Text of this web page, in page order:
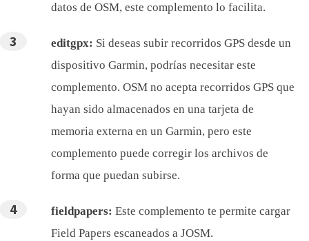
datos de OSM, este complemento lo facilita.
editgpx: Si deseas subir recorridos GPS desde un
dispositivo Garmin, podrías necesitar este
complemento. OSM no acepta recorridos GPS que
hayan sido almacenados en una tarjeta de
memoria externa en un Garmin, pero este
complemento puede corregir los archivos de
forma que puedan subirse.
fieldpapers: Este complemento te permite cargar
Field Papers escaneados a JOSM.